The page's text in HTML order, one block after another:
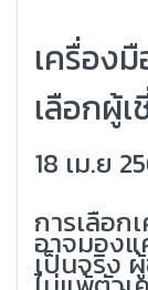
เครื่อง
เลือกผู้
เพิ่มควา
ยาว
18 เม.ย
การเลือก
อาจมองแ
เป็นจริง